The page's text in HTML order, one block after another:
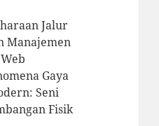
Jalur
Manajemen
Gaya
Seni
Fisik